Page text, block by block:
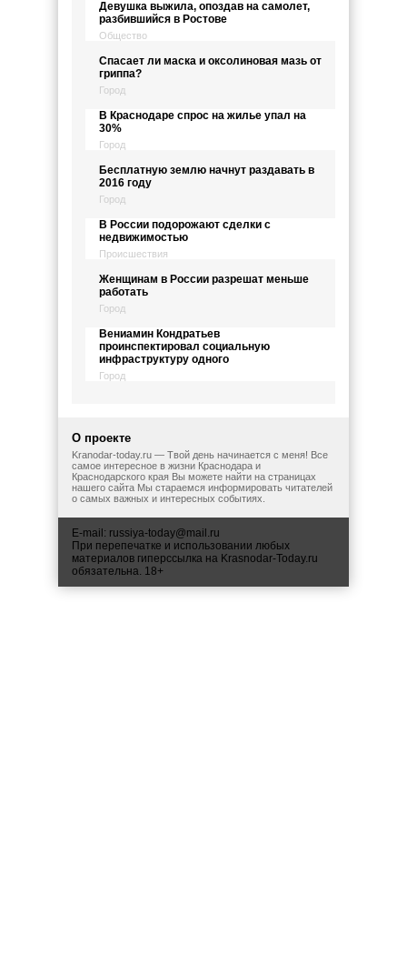
Девушка выжила, опоздав на самолет,
разбившийся в Ростове
Общество
Спасает ли маска и оксолиновая мазь от
гриппа?
Город
В Краснодаре спрос на жилье упал на
30%
Город
Бесплатную землю начнут раздавать в
2016 году
Город
В России подорожают сделки с
недвижимостью
Происшествия
Женщинам в России разрешат меньше
работать
Город
Вениамин Кондратьев
проинспектировал социальную
инфраструктуру одного
Город
О проекте
Kranodar-today.ru — Твой день начинается с меня! Все
самое интересное в жизни Краснодара и
Краснодарского края Вы можете найти на страницах
нашего сайта Мы стараемся информировать читателей
о самых важных и интересных событиях.
E-mail: russiya-today@mail.ru
При перепечатке и использовании любых
материалов гиперссылка на Krasnodar-Today.ru
обязательна. 18+